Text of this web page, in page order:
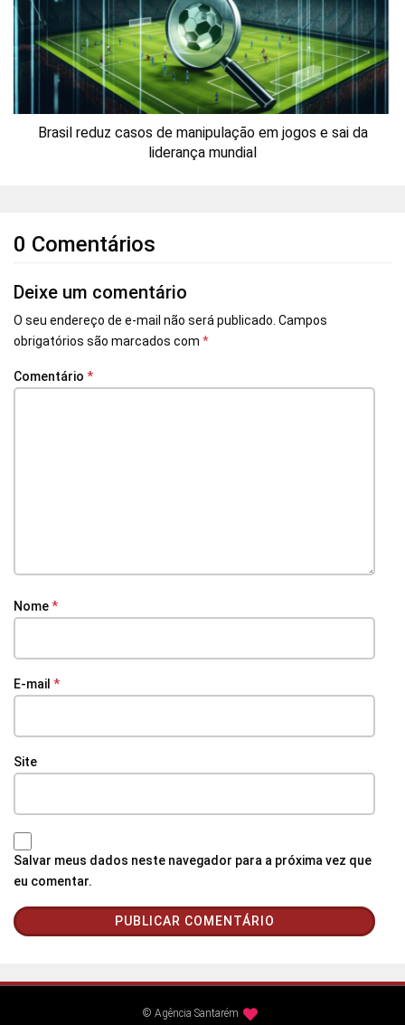
Brasil reduz casos de manipulação em jogos e sai da
liderança mundial
0 Comentários
Deixe um comentário
O seu endereço de e-mail não será publicado. Campos
obrigatórios são marcados com *
Comentário *
Nome*
E-mail *
Site
Salvar meus dados neste navegador para a próxima vez que
eu comentar.
© Agência Santarém